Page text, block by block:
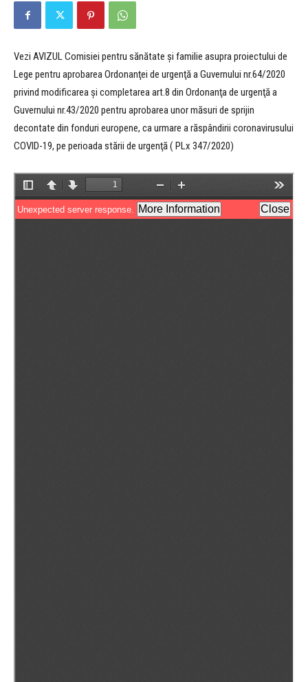
Vezi AVIZUL Comisiei pentru sănătate și familie asupra proiectului de
Lege pentru aprobarea Ordonanţei de urgenţă a Guvernului nr.64/2020
privind modificarea şi completarea art.8 din Ordonanţa de urgenţă a
Guvernului nr.43/2020 pentru aprobarea unor măsuri de sprijin
decontate din fonduri europene, ca urmare a răspândirii coronavirusului
COVID-19, pe perioada stării de urgenţă ( PLx 347/2020)